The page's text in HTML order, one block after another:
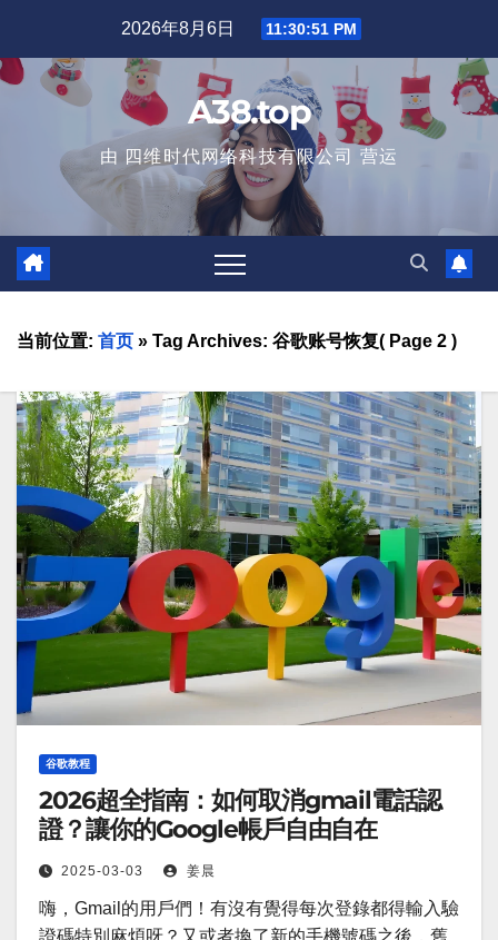
2026年8月6日 11:30:53 PM
A38.top
由 四维时代网络科技有限公司 营运
当前位置: 首页 » Tag Archives: 谷歌账号恢复( Page 2 )
谷歌教程
2026超全指南：如何取消gmail電話認
證？讓你的Google帳戶自由自在
2025-03-03 姜晨
嗨，Gmail的用戶們！有沒有覺得每次登錄都得輸入驗
證碼特別麻煩呀？又或者換了新的手機號碼之後，舊